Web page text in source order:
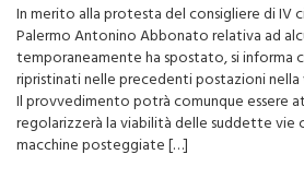
In merito alla protesta del consigliere di IV
Palermo Antonino Abbonato relativa ad
temporaneamente ha spostato, si informa
ripristinati nelle precedenti postazioni nella
Il provvedimento potrà comunque essere
regolarizzerà la viabilità delle suddette vie
macchine posteggiate […]